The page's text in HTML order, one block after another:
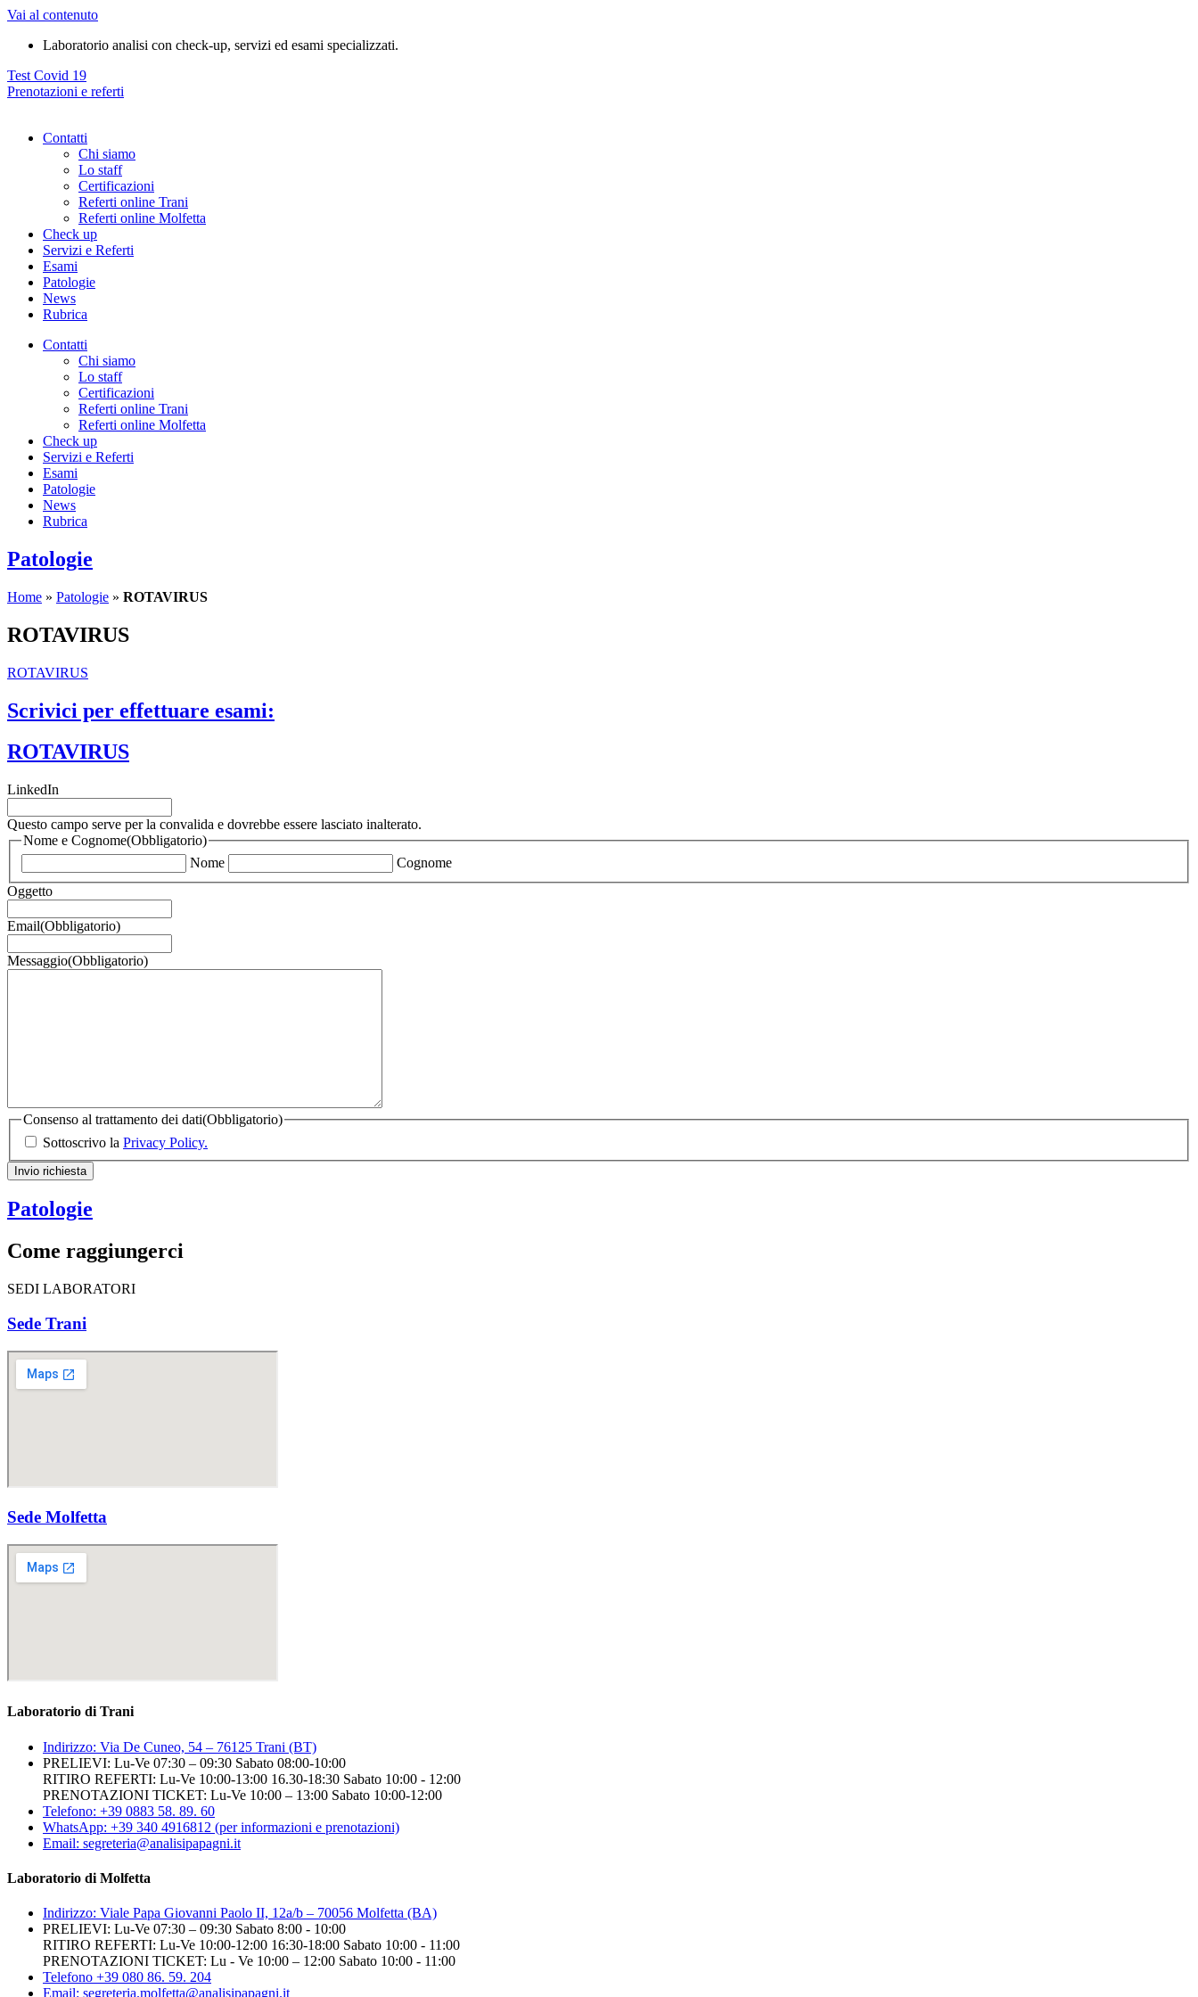
Vai al contenuto
Laboratorio analisi con check-up, servizi ed esami specializzati.
Test Covid 19
Prenotazioni e referti
Contatti
Chi siamo
Lo staff
Certificazioni
Referti online Trani
Referti online Molfetta
Check up
Servizi e Referti
Esami
Patologie
News
Rubrica
Contatti
Chi siamo
Lo staff
Certificazioni
Referti online Trani
Referti online Molfetta
Check up
Servizi e Referti
Esami
Patologie
News
Rubrica
Patologie
Home » Patologie » ROTAVIRUS
ROTAVIRUS
ROTAVIRUS
Scrivici per effettuare esami:
ROTAVIRUS
LinkedIn
Questo campo serve per la convalida e dovrebbe essere lasciato inalterato.
Nome e Cognome(Obbligatorio)
Nome
Cognome
Oggetto
Email(Obbligatorio)
Messaggio(Obbligatorio)
Consenso al trattamento dei dati(Obbligatorio)
Sottoscrivo la Privacy Policy.
Invio richiesta
Patologie
Come raggiungerci
SEDI LABORATORI
Sede Trani
Sede Molfetta
Laboratorio di Trani
Indirizzo: Via De Cuneo, 54 – 76125 Trani (BT)
PRELIEVI: Lu-Ve 07:30 – 09:30 Sabato 08:00-10:00
RITIRO REFERTI: Lu-Ve 10:00-13:00 16.30-18:30 Sabato 10:00 - 12:00
PRENOTAZIONI TICKET: Lu-Ve 10:00 – 13:00 Sabato 10:00-12:00
Telefono: +39 0883 58. 89. 60
WhatsApp: +39 340 4916812 (per informazioni e prenotazioni)
Email: segreteria@analisipapagni.it
Laboratorio di Molfetta
Indirizzo: Viale Papa Giovanni Paolo II, 12a/b – 70056 Molfetta (BA)
PRELIEVI: Lu-Ve 07:30 – 09:30 Sabato 8:00 - 10:00
RITIRO REFERTI: Lu-Ve 10:00-12:00 16:30-18:00 Sabato 10:00 - 11:00
PRENOTAZIONI TICKET: Lu - Ve 10:00 – 12:00 Sabato 10:00 - 11:00
Telefono +39 080 86. 59. 204
Email: segreteria.molfetta@analisipapagni.it